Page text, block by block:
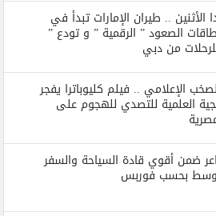
الأثنين .. طيران الإمارات تبدأ في
الصعود ” الرقمية ” و تودع ”
من دبي
الإعلامي .. فيلم كليوباترا يفجر
العلمية للتصدي للهجوم على
ضمن أقوي قادة السياحة والسفر
بحسب فوربس